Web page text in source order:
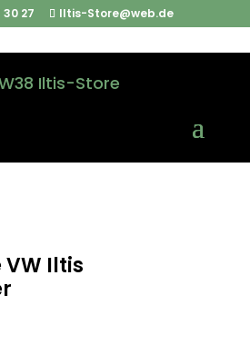
30 27 Iltis-Store@web.de
Iltis